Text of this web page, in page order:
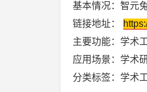
基本情况：智元
链接地址：
主要功能：学术
应用场景：学术
分类标签：学术